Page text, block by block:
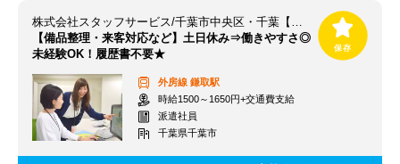
株式会社スタッフサービス/千葉市中央区・千葉【鎌取駅】
【備品整理・来客対応など】土日休み⇒働きやすさ◎
未経験OK！履歴書不要★
外房線 鎌取駅
時給1500～1650円+交通費支給
派遣社員
千葉県千葉市